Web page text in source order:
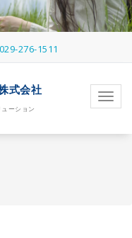
029-276-1511
式会社
ーション
ナ
ビ